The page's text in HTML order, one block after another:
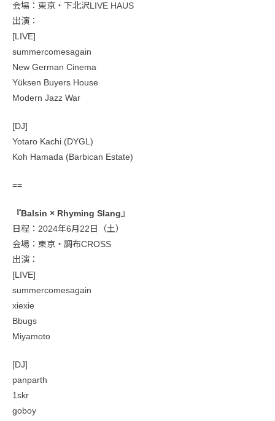
会場：東京・下北沢LIVE HAUS
出演：
[LIVE]
summercomesagain
New German Cinema
Yüksen Buyers House
Modern Jazz War
[DJ]
Yotaro Kachi (DYGL)
Koh Hamada (Barbican Estate)
==
『Balsin × Rhyming Slang』
日程：2024年6月22日（土）
会場：東京・調布CROSS
出演：
[LIVE]
summercomesagain
xiexie
Bbugs
Miyamoto
[DJ]
panparth
1skr
goboy